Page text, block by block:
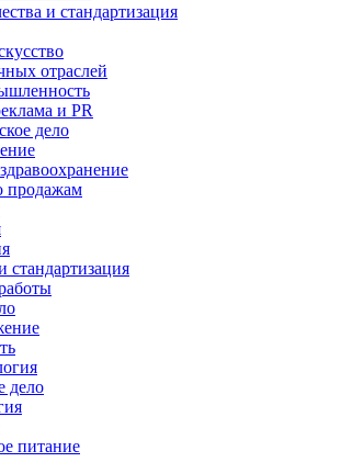
и стандартизация
отраслей
и PR
дело
продажам
стандартизация
дело
питание